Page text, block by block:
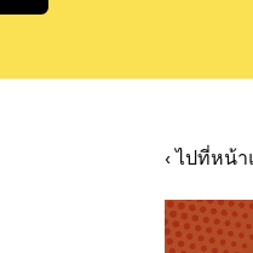
‹ ไปที่หน้